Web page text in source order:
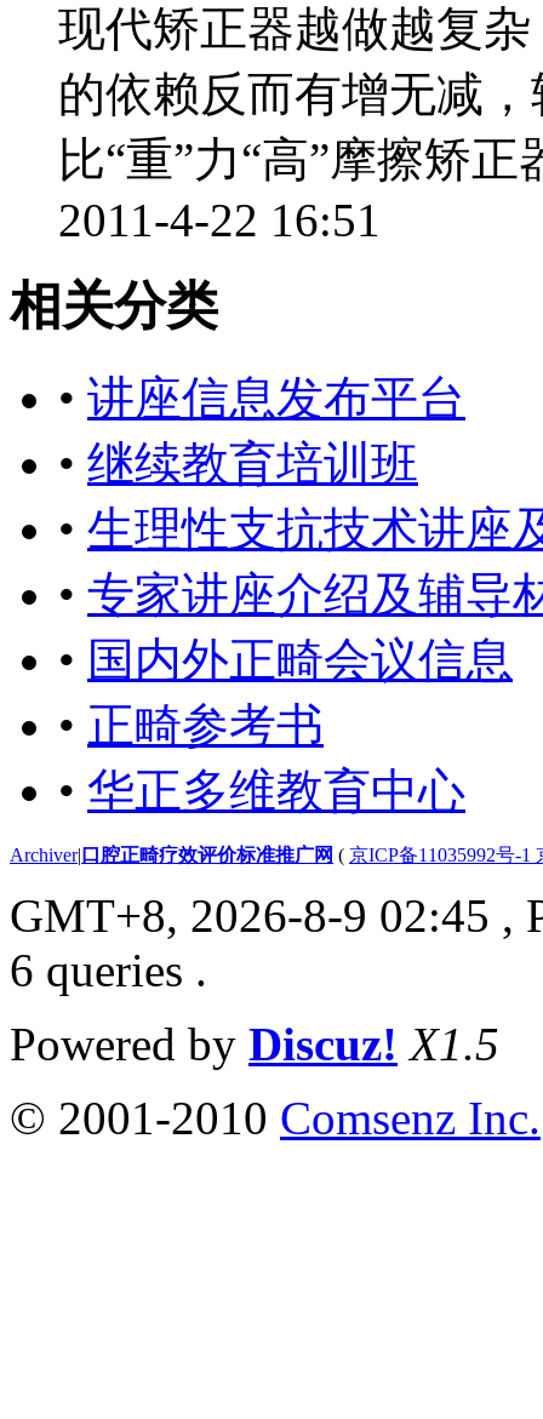
现代矫正器越做越复
的依赖反而有增无减
比“重”力“高”摩擦矫
2011-4-22 16:51
相关分类
• 讲座信息发布平台
• 继续教育培训班
• 生理性支抗技术讲座
• 专家讲座介绍及辅导
• 国内外正畸会议信息
• 正畸参考书
• 华正多维教育中心
Archiver| 口腔正畸疗效评价标准推广网 ( 京ICP备11035992号-1
GMT+8, 2026-8-9 02:45 ,
6 queries .
Powered by Discuz! X1.5
© 2001-2010 Comsenz Inc.